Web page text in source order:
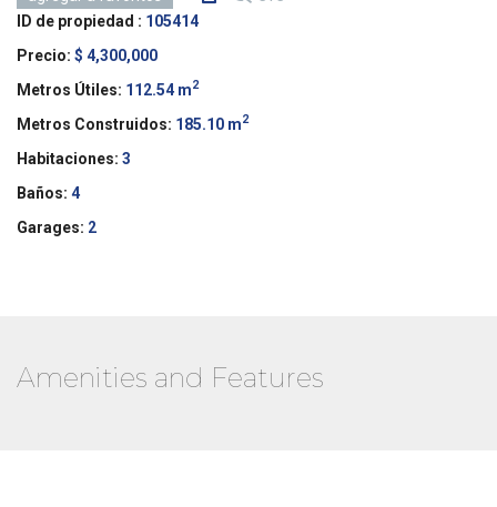
ID de propiedad : 105414
Precio: $ 4,300,000
Metros Útiles: 112.54 m2
Metros Construidos: 185.10 m2
Habitaciones: 3
Baños: 4
Garages: 2
Amenities and Features